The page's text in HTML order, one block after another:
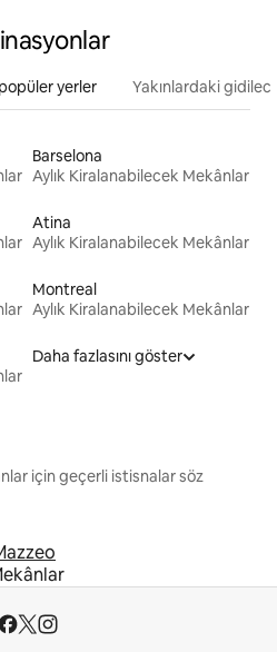
yerler Yakınlardaki
Barselona
Aylık Kiralanabilecek Mekânlar
Atina
Aylık Kiralanabilecek Mekânlar
Montreal
Aylık Kiralanabilecek Mekânlar
Daha fazlasını göster
için geçerli istisnalar söz